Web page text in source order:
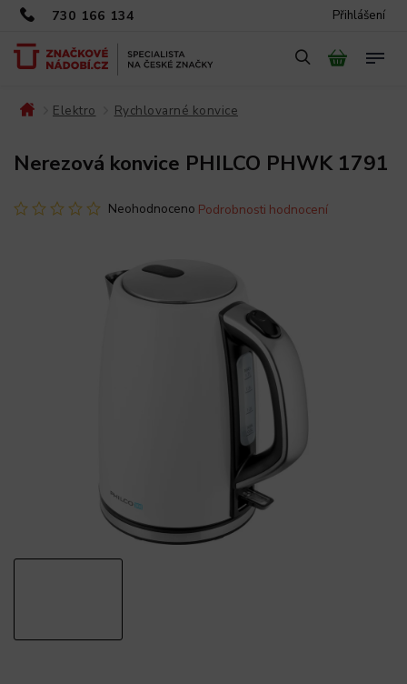
730 166 134 Přihlášení
Elektro Rychlovarné konvice
Nerezová konvice PHILCO PHWK 1791
Neohodnoceno Podrobnosti hodnocení